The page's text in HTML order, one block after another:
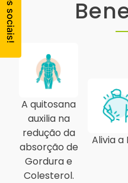
A quitosana
auxilia na
redução da
absorção de
Gordura e
Colesterol.
Alivia a